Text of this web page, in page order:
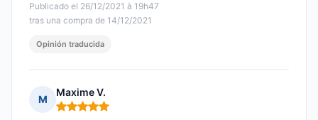
Publicado el 26/12/2021 à 19h47
tras una compra de 14/12/2021
Opinión traducida
M
Maxime V.
Nota: 5 de 5